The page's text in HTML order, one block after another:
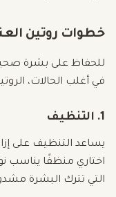
خطوات روتين
للحفاظ على بشرة صحية
في أغلب الحالات،
1. التنظيف
يساعد التنظيف على
اختاري منظفًا يناسب
التي تترك البشرة